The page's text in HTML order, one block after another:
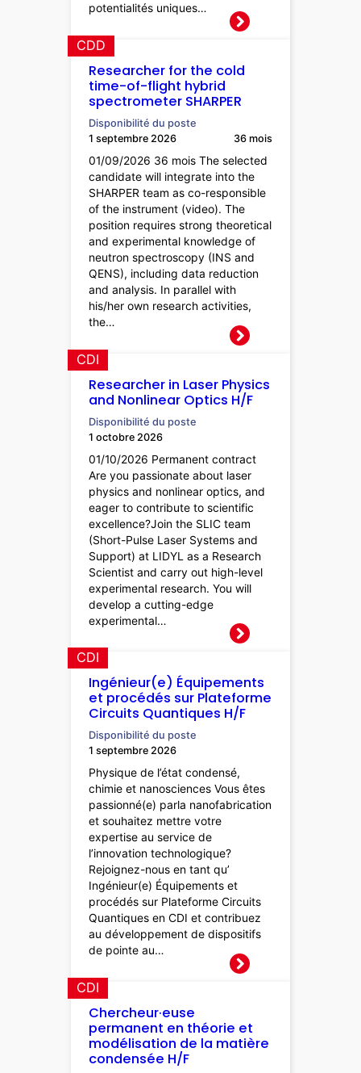
potentialités uniques…
Researcher for the cold
time-of-flight hybrid
spectrometer SHARPER
CDD
Disponibilité du poste
1 septembre 2026
36 mois
01/09/2026 36 mois The selected
candidate will integrate into the
SHARPER team as co-responsible
of the instrument (video). The
position requires strong theoretical
and experimental knowledge of
neutron spectroscopy (INS and
QENS), including data reduction
and analysis. In parallel with
his/her own research activities,
the…
Researcher in Laser Physics
and Nonlinear Optics H/F
CDI
Disponibilité du poste
1 octobre 2026
01/10/2026 Permanent contract
Are you passionate about laser
physics and nonlinear optics, and
eager to contribute to scientific
excellence?Join the SLIC team
(Short-Pulse Laser Systems and
Support) at LIDYL as a Research
Scientist and carry out high-level
experimental research. You will
develop a cutting-edge
experimental…
Ingénieur(e) Équipements
et procédés sur Plateforme
Circuits Quantiques H/F
CDI
Disponibilité du poste
1 septembre 2026
Physique de l’état condensé,
chimie et nanosciences Vous êtes
passionné(e) parla nanofabrication
et souhaitez mettre votre
expertise au service de
l’innovation technologique?
Rejoignez-nous en tant qu’
Ingénieur(e) Équipements et
procédés sur Plateforme Circuits
Quantiques en CDI et contribuez
au développement de dispositifs
de pointe au…
Chercheur·euse
permanent en théorie et
modélisation de la matière
condensée H/F
CDI